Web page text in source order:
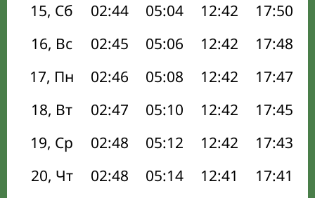
15, Сб
02:44 05:04 12:42 17:50
16, Вс
02:45 05:06 12:42 17:48
17, Пн
02:46 05:08 12:42 17:47
18, Вт
02:47 05:10 12:42 17:45
19, Ср
02:48 05:12 12:42 17:43
20, Чт
02:48 05:14 12:41 17:41